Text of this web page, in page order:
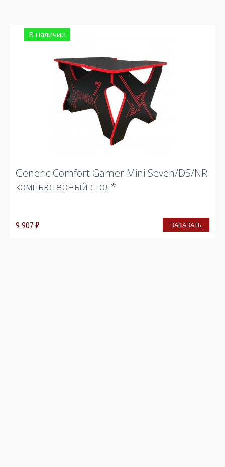
В наличии
Generic Comfort Gamer Mini Seven/DS/NR
компьютерный стол*
9 907₽ ЗАКАЗАТЬ